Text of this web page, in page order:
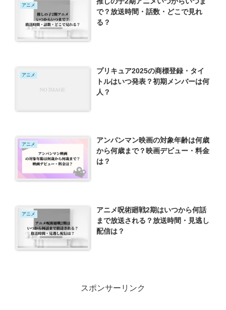
アニメ
で？放送時間・話数・どこで見れ
る？
アニメ
プリキュア2025の商標登録・タイ
トルはいつ発表？初期メンバーは何
人？
アニメ
アンパンマン映画の対象年齢は何歳
から何歳まで？映画デビュー・料金
は？
アニメ
アニメ呪術廻戦2期はいつから何話
まで放送される？放送時間・見逃し
配信は？
スポンサーリンク